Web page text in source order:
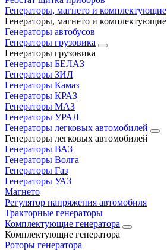
Генераторы, магнето и комплектующие
Генераторы, магнето и комплектующие
Генераторы автобусов
Генераторы грузовика
Генераторы грузовика
Генераторы БЕЛАЗ
Генераторы ЗИЛ
Генераторы Камаз
Генераторы КРАЗ
Генераторы МАЗ
Генераторы УРАЛ
Генераторы легковых автомобилей
Генераторы легковых автомобилей
Генераторы ВАЗ
Генераторы Волга
Генераторы Газ
Генераторы УАЗ
Магнето
Регулятор напряжения автомобиля
Тракторные генераторы
Комплектующие генератора
Комплектующие генератора
Роторы генератора